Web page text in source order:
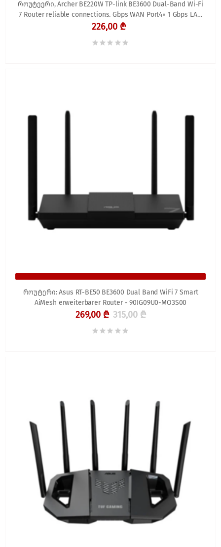
როუტეერი, Archer BE220W TP-link BE3600 Dual-Band Wi-Fi
7 Router reliable connections. Gbps WAN Port4× 1 Gbps LAN
Ports
226,00 ₾
როუტერი: Asus RT-BE50 BE3600 Dual Band WiFi 7 Smart
AiMesh erweiterbarer Router - 90IG09U0-MO3S00
269,00 ₾ 315,00 ₾